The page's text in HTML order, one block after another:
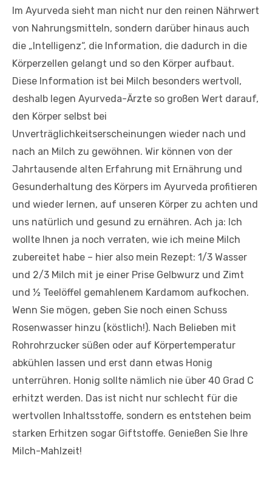
Im Ayurveda sieht man nicht nur den reinen Nährwert
von Nahrungsmitteln, sondern darüber hinaus auch
die „Intelligenz“, die Information, die dadurch in die
Körperzellen gelangt und so den Körper aufbaut.
Diese Information ist bei Milch besonders wertvoll,
deshalb legen Ayurveda-Ärzte so großen Wert darauf,
den Körper selbst bei
Unverträglichkeitserscheinungen wieder nach und
nach an Milch zu gewöhnen. Wir können von der
Jahrtausende alten Erfahrung mit Ernährung und
Gesunderhaltung des Körpers im Ayurveda profitieren
und wieder lernen, auf unseren Körper zu achten und
uns natürlich und gesund zu ernähren. Ach ja: Ich
wollte Ihnen ja noch verraten, wie ich meine Milch
zubereitet habe – hier also mein Rezept: 1/3 Wasser
und 2/3 Milch mit je einer Prise Gelbwurz und Zimt
und ½ Teelöffel gemahlenem Kardamom aufkochen.
Wenn Sie mögen, geben Sie noch einen Schuss
Rosenwasser hinzu (köstlich!). Nach Belieben mit
Rohrohrzucker süßen oder auf Körpertemperatur
abkühlen lassen und erst dann etwas Honig
unterrühren. Honig sollte nämlich nie über 40 Grad C
erhitzt werden. Das ist nicht nur schlecht für die
wertvollen Inhaltsstoffe, sondern es entstehen beim
starken Erhitzen sogar Giftstoffe. Genießen Sie Ihre
Milch-Mahlzeit!